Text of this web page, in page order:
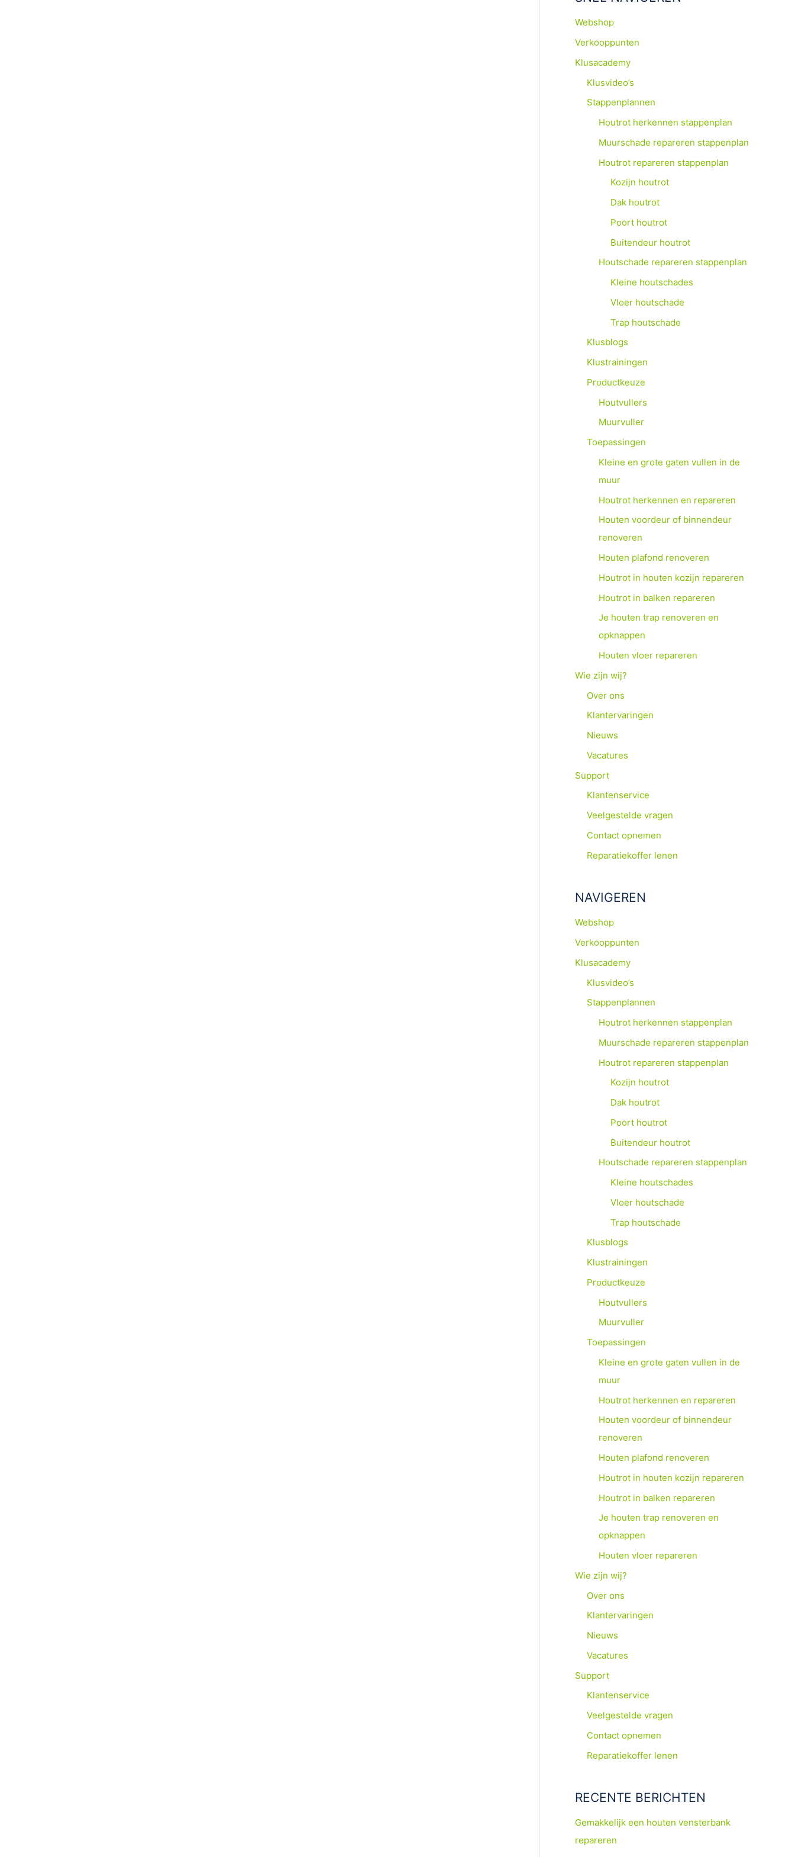
Webshop
Verkooppunten
Klusacademy
Klusvideo’s
Stappenplannen
Houtrot herkennen stappenplan
Muurschade repareren stappenplan
Houtrot repareren stappenplan
Kozijn houtrot
Dak houtrot
Poort houtrot
Buitendeur houtrot
Houtschade repareren stappenplan
Kleine houtschades
Vloer houtschade
Trap houtschade
Klusblogs
Klustrainingen
Productkeuze
Houtvullers
Muurvuller
Toepassingen
Kleine en grote gaten vullen in de
muur
Houtrot herkennen en repareren
Houten voordeur of binnendeur
renoveren
Houten plafond renoveren
Houtrot in houten kozijn repareren
Houtrot in balken repareren
Je houten trap renoveren en
opknappen
Houten vloer repareren
Wie zijn wij?
Over ons
Klantervaringen
Nieuws
Vacatures
Support
Klantenservice
Veelgestelde vragen
Contact opnemen
Reparatiekoffer lenen
NAVIGEREN
Webshop
Verkooppunten
Klusacademy
Klusvideo’s
Stappenplannen
Houtrot herkennen stappenplan
Muurschade repareren stappenplan
Houtrot repareren stappenplan
Kozijn houtrot
Dak houtrot
Poort houtrot
Buitendeur houtrot
Houtschade repareren stappenplan
Kleine houtschades
Vloer houtschade
Trap houtschade
Klusblogs
Klustrainingen
Productkeuze
Houtvullers
Muurvuller
Toepassingen
Kleine en grote gaten vullen in de
muur
Houtrot herkennen en repareren
Houten voordeur of binnendeur
renoveren
Houten plafond renoveren
Houtrot in houten kozijn repareren
Houtrot in balken repareren
Je houten trap renoveren en
opknappen
Houten vloer repareren
Wie zijn wij?
Over ons
Klantervaringen
Nieuws
Vacatures
Support
Klantenservice
Veelgestelde vragen
Contact opnemen
Reparatiekoffer lenen
RECENTE BERICHTEN
Gemakkelijk een houten vensterbank
repareren